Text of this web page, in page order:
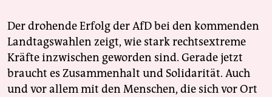
Der drohende Erfolg der AfD bei den kommenden
Landtagswahlen zeigt, wie stark rechtsextreme
Kräfte inzwischen geworden sind. Gerade jetzt
braucht es Zusammenhalt und Solidarität. Auch
und vor allem mit den Menschen, die sich vor Ort